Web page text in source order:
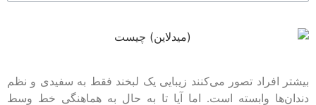
بیشتر افراد تصور می‌کنند زیبایی یک لبخند فقط به سفیدی و نظم
دندان‌ها وابسته است. اما آیا تا به حال به هماهنگی خط وسط